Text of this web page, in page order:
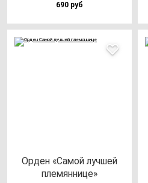
690 руб
Орден «Самой луч­шей
пле­мян­ни­це»